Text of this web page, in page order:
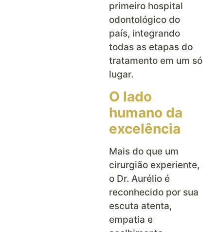
primeiro hospital
odontológico do
país, integrando
todas as etapas do
tratamento em um só
lugar.
O lado
humano da
excelência
Mais do que um
cirurgião experiente,
o Dr. Aurélio é
reconhecido por sua
escuta atenta,
empatia e